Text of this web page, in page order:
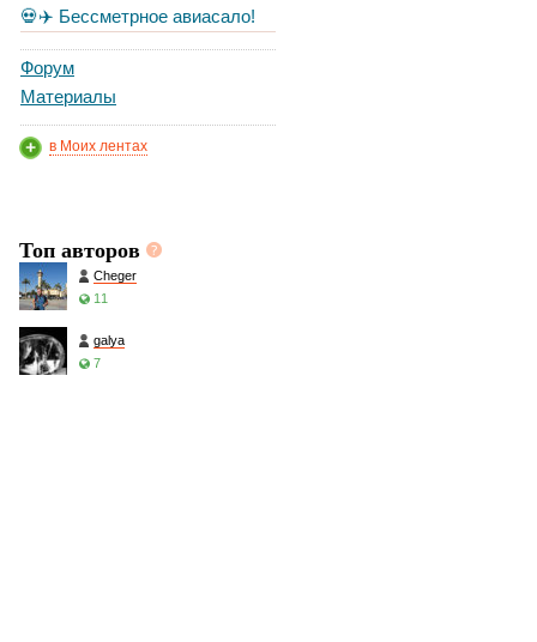
💀✈️ Бессметрное авиасало!
Форум
Материалы
в Моих лентах
Топ авторов
Cheger
11
galya
7